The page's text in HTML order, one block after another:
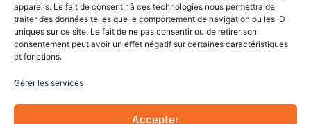
appareils. Le fait de consentir à ces technologies nous permettra de
traiter des données telles que le comportement de navigation ou les ID
uniques sur ce site. Le fait de ne pas consentir ou de retirer son
consentement peut avoir un effet négatif sur certaines caractéristiques
et fonctions.
Gérer les services
Accepter
Mes adresses
Mon panier
Informations
À Propos de nous
Blog